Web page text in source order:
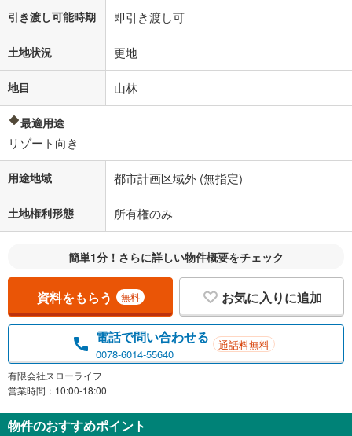
引き渡し可能時期 即引き渡し可
土地状況 更地
地目 山林
最適用途
リゾート向き
用途地域 都市計画区域外 (無指定)
土地権利形態 所有権のみ
簡単1分！さらに詳しい物件概要をチェック
資料をもらう 無料 お気に入りに追加
電話で問い合わせる
0078-6014-55640
通話料無料
有限会社スローライフ
営業時間：10:00-18:00
物件のおすすめポイント